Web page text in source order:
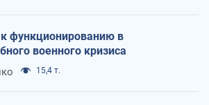
функционированию в
военного кризиса
15,4 т.